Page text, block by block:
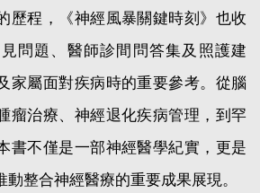
歷程，《神經風暴關鍵時刻》也收
問題、醫師診間問答集及照護建
家屬面對疾病時的重要參考。從腦
瘤治療、神經退化疾病管理，到罕
書不僅是一部神經醫學紀實，更是
整合神經醫療的重要成果展現。